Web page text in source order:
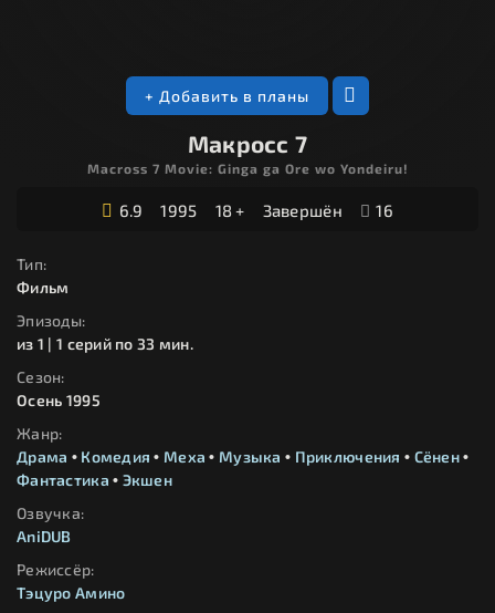
Макросс 7
Macross 7 Movie: Ginga ga Ore wo Yondeiru!
6.9 1995 18 + Завершён 16
+ Добавить в планы
Тип:
Фильм
Эпизоды:
из 1 | 1 серий по 33 мин.
Сезон:
Осень 1995
Жанр:
Драма • Комедия • Меха • Музыка • Приключения • Сёнен•
Фантастика • Экшен
Озвучка:
AniDUB
Режиссёр:
Тэцуро Амино